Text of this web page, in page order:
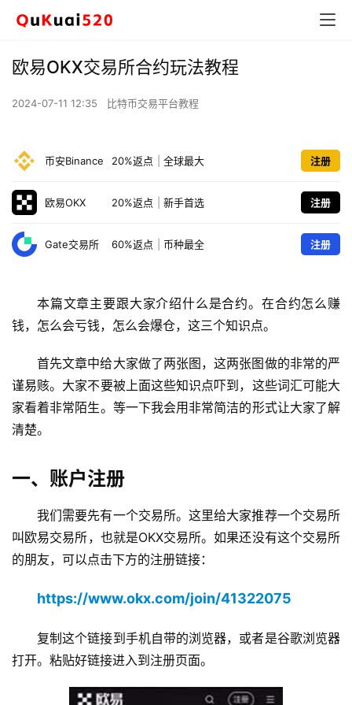
欧易OKX交易所合约玩法教程
2024-07-11 12:35 比特币交易平台教程
币安Binance 20%返点 全球最大 注册
欧易OKX 20%返点 新手首选 注册
Gate交易所 60%返点 币种最全 注册
本篇文章主要跟大家介绍什么是合约。在合约怎么赚
钱，怎么会亏钱，怎么会爆仓，这三个知识点。
首先文章中给大家做了两张图，这两张图做的非常的严
谨易赅。大家不要被上面这些知识点吓到，这些词汇可能大
家看着非常陌生。等一下我会用非常简洁的形式让大家了解
清楚。
一、账户注册
我们需要先有一个交易所。这里给大家推荐一个交易所
叫欧易交易所，也就是OKX交易所。如果还没有这个交易所
的朋友，可以点击下方的注册链接：
https://www.okx.com/join/41322075
复制这个链接到手机自带的浏览器，或者是谷歌浏览器
打开。粘贴好链接进入到注册页面。